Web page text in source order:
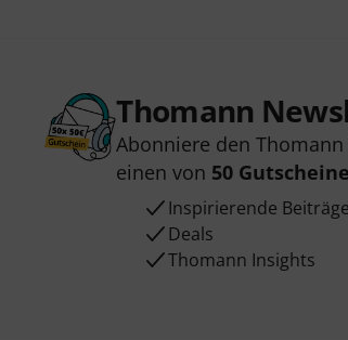
Thomann
Abonniere den
einen von 50
Inspirierende Beiträge
Deals
Thomann Insights